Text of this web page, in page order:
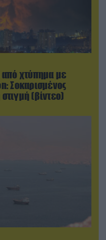
από χτύπημα με
Σοκαρισμένος
(βίντεο)